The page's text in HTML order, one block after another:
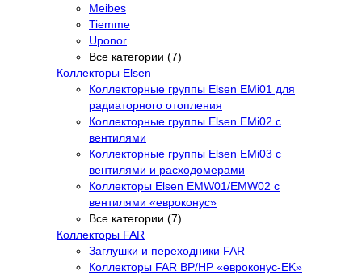
Meibes
Tiemme
Uponor
Все категории (7)
Коллекторы Elsen
Коллекторные группы Elsen EMi01 для
радиаторного отопления
Коллекторные группы Elsen EMi02 с
вентилями
Коллекторные группы Elsen EMi03 с
вентилями и расходомерами
Коллекторы Elsen EMW01/EMW02 с
вентилями «евроконус»
Все категории (7)
Коллекторы FAR
Заглушки и переходники FAR
Коллекторы FAR ВР/НР «евроконус-EK»